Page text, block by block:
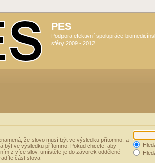
PES
Podpora efektivní spolupráce
sféry 2009 - 2012
že slovo musí být ve výsledku přítomno, a
být ve výsledku přítomno. Pokud chcete, aby
z více slov, umístěte je do závorek oddělené
část slova